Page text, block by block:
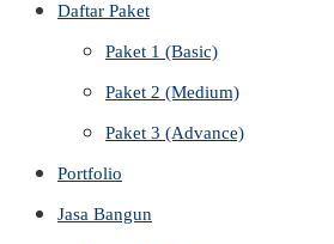
Daftar Paket
Paket 1 (Basic)
Paket 2 (Medium)
Paket 3 (Advance)
Portfolio
Jasa Bangun